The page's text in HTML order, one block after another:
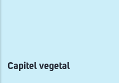
Capitel vegetal